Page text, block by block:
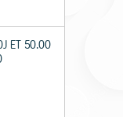
ET 50.00